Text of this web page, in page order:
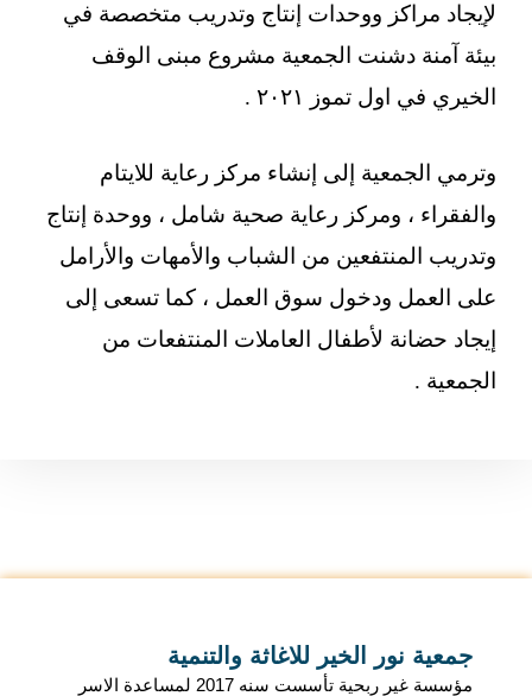
لإيجاد مراكز ووحدات إنتاج وتدريب متخصصة في
بيئة آمنة دشنت الجمعية مشروع مبنى الوقف
الخيري في اول تموز ٢٠٢١ .
وترمي الجمعية إلى إنشاء مركز رعاية للايتام
والفقراء ، ومركز رعاية صحية شامل ، ووحدة إنتاج
وتدريب المنتفعين من الشباب والأمهات والأرامل
على العمل ودخول سوق العمل ، كما تسعى إلى
إيجاد حضانة لأطفال العاملات المنتفعات من
الجمعية .
جمعية نور الخير للاغاثة والتنمية
مؤسسة غير ربحية تأسست سنه 2017 لمساعدة الاسر